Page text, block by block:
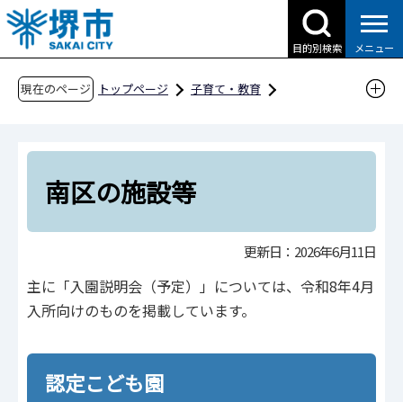
こ
の
ペ
目的別検索 メニュー
現在のページ トップページ
子育て・教育
預けたい（保育サービス）
認定こども園・幼稚園・保育所・地域型保育事
業・認可外保育施設について
認定こども園・保育所・地域型保育事業等の施
南区の施設等
南区の施設等
更新日：2026年6月11日
主に「入園説明会（予定）」については、令和8年4月
入所向けのものを掲載しています。
認定こども園